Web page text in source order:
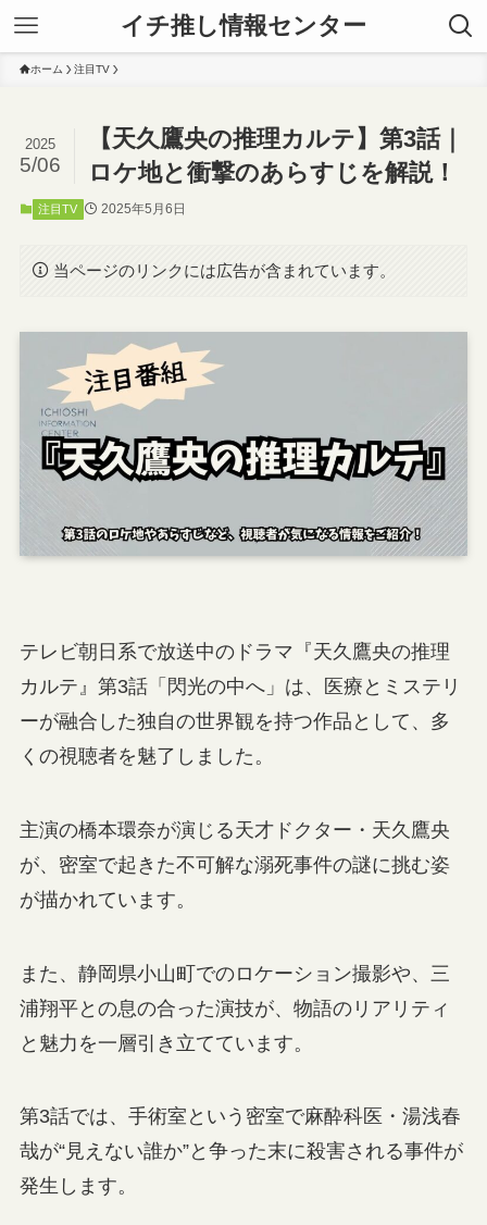
イチ推し情報センター
ホーム 注目TV
【天久鷹央の推理カルテ】第3話｜
ロケ地と衝撃のあらすじを解説！
2025
5/06
注目TV 2025年5月6日
当ページのリンクには広告が含まれています。
テレビ朝日系で放送中のドラマ『天久鷹央の推理
カルテ』第3話「閃光の中へ」は、医療とミステリ
ーが融合した独自の世界観を持つ作品として、多
くの視聴者を魅了しました。
主演の橋本環奈が演じる天才ドクター・天久鷹央
が、密室で起きた不可解な溺死事件の謎に挑む姿
が描かれています。
また、静岡県小山町でのロケーション撮影や、三
浦翔平との息の合った演技が、物語のリアリティ
と魅力を一層引き立てています。
第3話では、手術室という密室で麻酔科医・湯浅春
哉が“見えない誰か”と争った末に殺害される事件が
発生します。